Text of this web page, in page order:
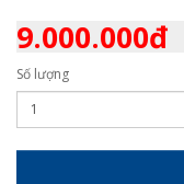
9.000.000đ
Số lượng